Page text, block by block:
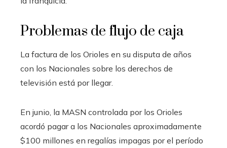
Problemas de flujo de caja
La factura de los Orioles en su disputa de años
con los Nacionales sobre los derechos de
televisión está por llegar.
En junio, la MASN controlada por los Orioles
acordó pagar a los Nacionales aproximadamente
$100 millones en regalías impagas por el período